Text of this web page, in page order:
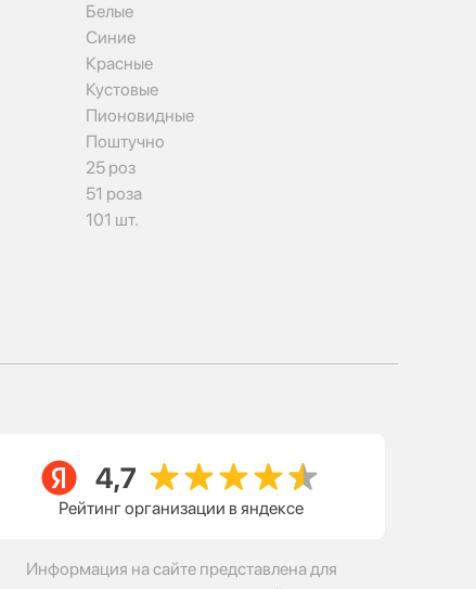
Белые
Синие
Красные
Кустовые
Пионовидные
Поштучно
25 роз
51 роза
101 шт.
Рейтинг организации в яндексе
Информация на сайте представлена для